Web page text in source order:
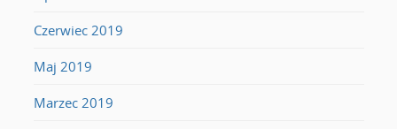
Czerwiec 2019
Maj 2019
Marzec 2019